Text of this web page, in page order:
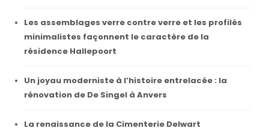
Les assemblages verre contre verre et les profilés
minimalistes façonnent le caractère de la
résidence Hallepoort
Un joyau moderniste à l’histoire entrelacée : la
rénovation de De Singel à Anvers
La renaissance de la Cimenterie Delwart